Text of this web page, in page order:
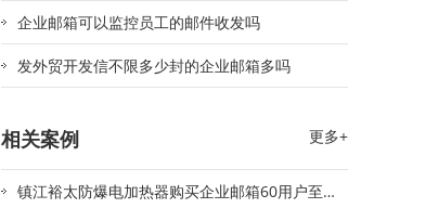
企业邮箱可以监控员工的邮件收发吗
发外贸开发信不限多少封的企业邮箱多吗
相关案例 更多+
镇江裕太防爆电加热器购买企业邮箱60用户至